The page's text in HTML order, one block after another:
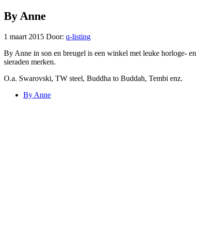
By Anne
1 maart 2015 Door: q-listing
By Anne in son en breugel is een winkel met leuke horloge- en
sieraden merken.
O.a. Swarovski, TW steel, Buddha to Buddah, Tembi enz.
By Anne